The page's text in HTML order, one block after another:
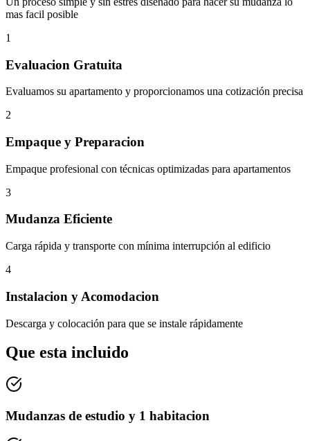
mas facil posible
1
Evaluacion Gratuita
Evaluamos su apartamento y proporcionamos una cotización precisa
2
Empaque y Preparacion
Empaque profesional con técnicas optimizadas para apartamentos
3
Mudanza Eficiente
Carga rápida y transporte con mínima interrupción al edificio
4
Instalacion y Acomodacion
Descarga y colocación para que se instale rápidamente
Que esta incluido
Mudanzas de estudio y 1 habitacion